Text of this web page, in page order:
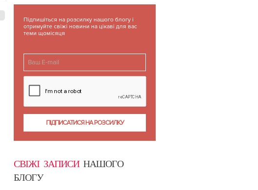
Підпишіться на розсилку нашого блогу і
отримуйте свіжі новини на цікаві для вас
теми щомісяця
СВІЖІ ЗАПИСИНАШОГО
БЛОГУ